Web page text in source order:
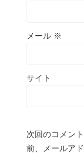
メール ※
サイト
次回のコメン
前、メールア